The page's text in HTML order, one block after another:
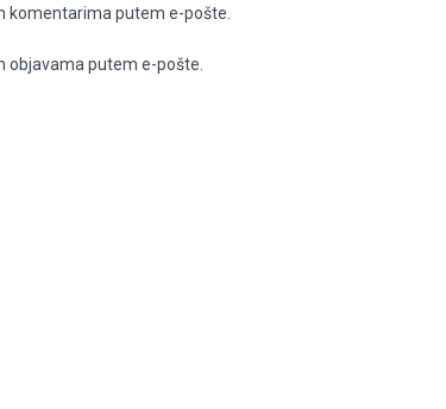
komentarima putem e-pošte.
objavama putem e-pošte.